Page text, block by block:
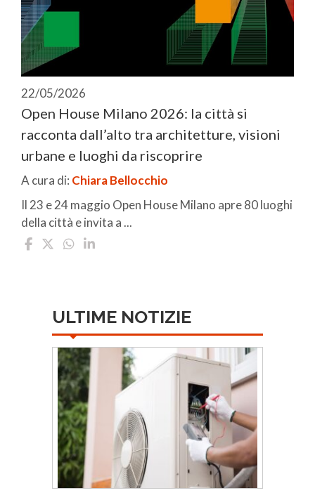
22/05/2026
Open House Milano 2026: la città si
racconta dall’alto tra architetture, visioni
urbane e luoghi da riscoprire
A cura di: Chiara Bellocchio
Il 23 e 24 maggio Open House Milano apre 80 luoghi
della città e invita a ...
ULTIME NOTIZIE